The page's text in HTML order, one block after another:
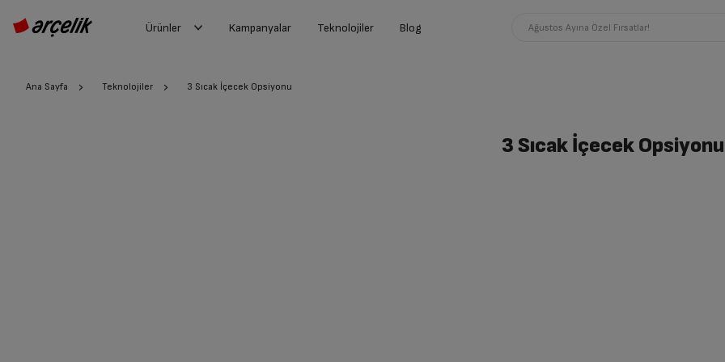
Ürünler Kampanyalar Teknolojiler Blog Ağustos Ayına Özel Fırsatlar!
Ana Sayfa Teknolojiler 3 Sıcak İçecek Opsiyonu
3 Sıcak İçecek Opsiyonu